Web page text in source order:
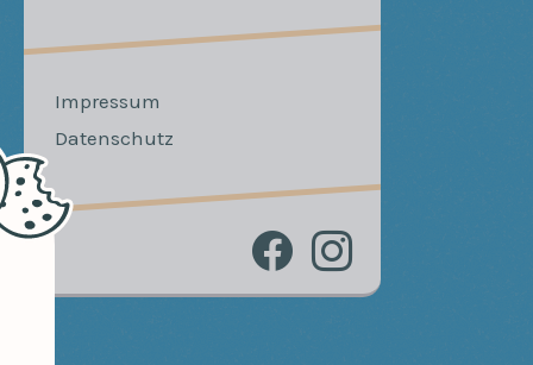
Impressum
Datenschutz